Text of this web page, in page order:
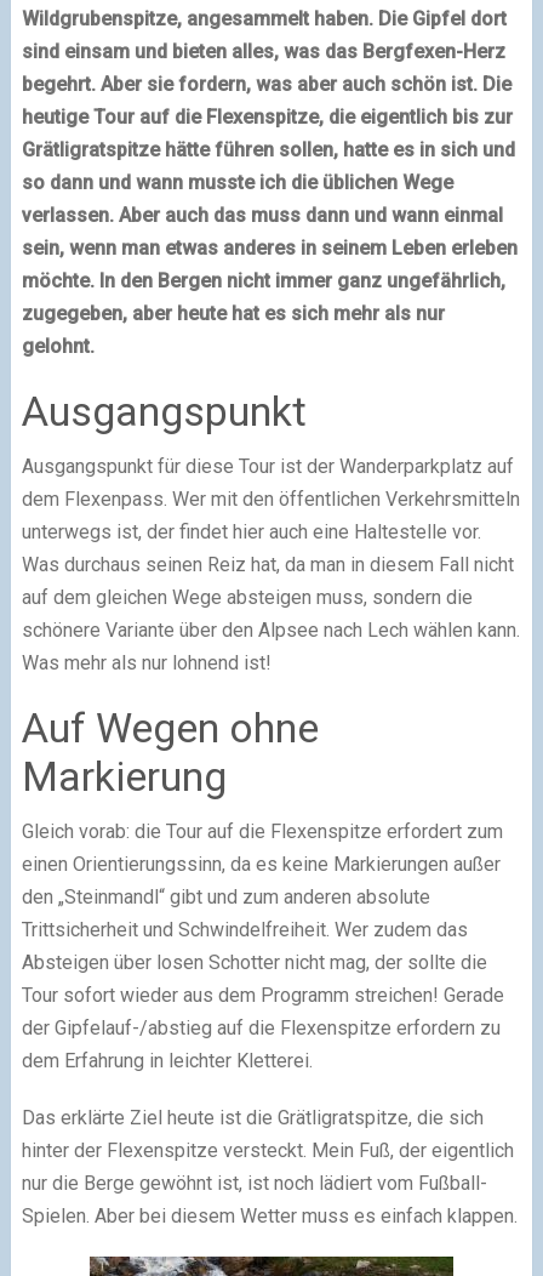
Wildgrubenspitze, angesammelt haben. Die Gipfel dort
sind einsam und bieten alles, was das Bergfexen-Herz
begehrt. Aber sie fordern, was aber auch schön ist. Die
heutige Tour auf die Flexenspitze, die eigentlich bis zur
Grätligratspitze hätte führen sollen, hatte es in sich und
so dann und wann musste ich die üblichen Wege
verlassen. Aber auch das muss dann und wann einmal
sein, wenn man etwas anderes in seinem Leben erleben
möchte. In den Bergen nicht immer ganz ungefährlich,
zugegeben, aber heute hat es sich mehr als nur
gelohnt.
Ausgangspunkt
Ausgangspunkt für diese Tour ist der Wanderparkplatz auf
dem Flexenpass. Wer mit den öffentlichen Verkehrsmitteln
unterwegs ist, der findet hier auch eine Haltestelle vor.
Was durchaus seinen Reiz hat, da man in diesem Fall nicht
auf dem gleichen Wege absteigen muss, sondern die
schönere Variante über den Alpsee nach Lech wählen kann.
Was mehr als nur lohnend ist!
Auf Wegen ohne
Markierung
Gleich vorab: die Tour auf die Flexenspitze erfordert zum
einen Orientierungssinn, da es keine Markierungen außer
den „Steinmandl“ gibt und zum anderen absolute
Trittsicherheit und Schwindelfreiheit. Wer zudem das
Absteigen über losen Schotter nicht mag, der sollte die
Tour sofort wieder aus dem Programm streichen! Gerade
der Gipfelauf-/abstieg auf die Flexenspitze erfordern zu
dem Erfahrung in leichter Kletterei.
Das erklärte Ziel heute ist die Grätligratspitze, die sich
hinter der Flexenspitze versteckt. Mein Fuß, der eigentlich
nur die Berge gewöhnt ist, ist noch lädiert vom Fußball-
Spielen. Aber bei diesem Wetter muss es einfach klappen.